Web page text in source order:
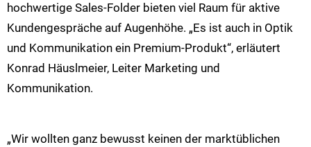
hochwertige Sales-Folder bieten viel Raum für aktive
Kundengespräche auf Augenhöhe. „Es ist auch in Optik
und Kommunikation ein Premium-Produkt“, erläutert
Konrad Häuslmeier, Leiter Marketing und
Kommunikation.
„Wir wollten ganz bewusst keinen der marktüblichen